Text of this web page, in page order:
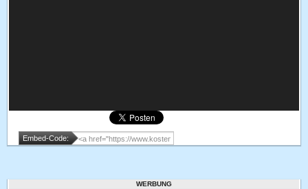
Embed-Code:
WERBUNG